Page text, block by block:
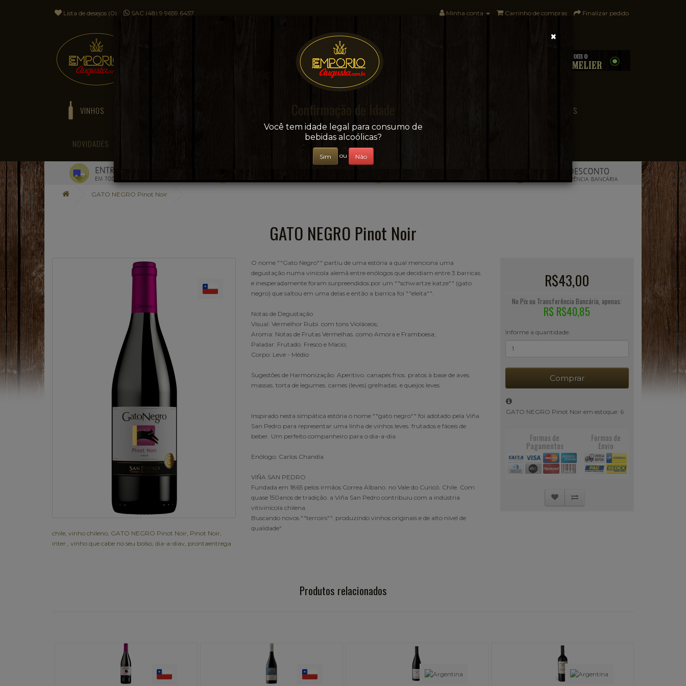
Lista de desejos (0) SAC (48) 9 9659.6457 Minha conta Carrinho de compras Finalizar pedido
Sua conveniência e adega on-line!
VINHOS + BEBIDAS PAÍSES
NOVIDADES
GATO NEGRO Pinot Noir
GATO NEGRO Pinot Noir
chile vinho chileno GATO NEGRO Pinot Noir Pinot Noir
inter.
vinho que cabe no seu bolso dia-a-diav prontaentrega
O nome ""Gato Negro"" partiu de uma estória a qual menciona uma
degustação numa vinícola alemã entre enólogos que decidiam entre 3 barricas.
e inesperadamente foram surpreendidos por um ""schwartze katze"" (gato
negro) que saltou em uma delas e então a barrica foi ""eleita"".
Notas de Degustação
Visual: Vermelhor Rubi. com tons Violáceos;
Aroma: Notas de Frutas Vermelhas. como Amora e Framboesa;
Paladar: Frutado. Fresco e Macio;
Corpo: Leve - Médio
Sugestões de Harmonização: Aperitivo. canapés frios. pratos à base de aves.
massas. torta de legumes. carnes (leves) grelhadas. e queijos leves.
Inspirado nesta simpática estória o nome ""gato negro"" foi adotado pela Viña
San Pedro para representar uma linha de vinhos leves. frutados e fáceis de
beber. Um perfeito companheiro para o dia-a-dia.
Enólogo: Carlos Chandía
VIÑA SAN PEDRO
Fundada em 1865 pelos irmãos Correa Albano. no Vale do Curicó. Chile. Com
quase 150anos de tradição. a Viña San Pedro contribuiu com a indústria
vitivinícola chilena.
Buscando novos ""terroirs"". produzindo vinhos originais e de alto nível de
qualidade"
R$43,00
No Pix ou Transferência Bancária, apenas:
R$ R$40,85
Informe a quantidade:
Comprar
GATO NEGRO Pinot Noir em estoque: 6
Formas de
Pagamentos
Formas de
Envio
Produtos relacionados
×
Confirmação de Idade
Você tem idade legal para consumo de
bebidas alcoólicas?
Sim ou Não